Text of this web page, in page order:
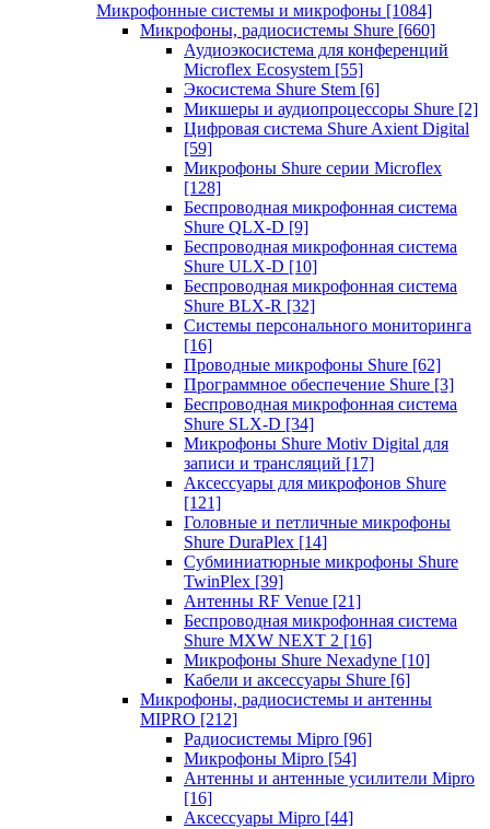
Микрофонные системы и микрофоны [1084]
Микрофоны, радиосистемы Shure [660]
Аудиоэкосистема для конференций
Microflex Ecosystem [55]
Экосистема Shure Stem [6]
Микшеры и аудиопроцессоры Shure [2]
Цифровая система Shure Axient Digital
[59]
Микрофоны Shure серии Microflex
[128]
Беспроводная микрофонная система
Shure QLX-D [9]
Беспроводная микрофонная система
Shure ULX-D [10]
Беспроводная микрофонная система
Shure BLX-R [32]
Системы персонального мониторинга
[16]
Проводные микрофоны Shure [62]
Программное обеспечение Shure [3]
Беспроводная микрофонная система
Shure SLX-D [34]
Микрофоны Shure Motiv Digital для
записи и трансляций [17]
Аксессуары для микрофонов Shure
[121]
Головные и петличные микрофоны
Shure DuraPlex [14]
Субминиатюрные микрофоны Shure
TwinPlex [39]
Антенны RF Venue [21]
Беспроводная микрофонная система
Shure MXW NEXT 2 [16]
Микрофоны Shure Nexadyne [10]
Кабели и аксессуары Shure [6]
Микрофоны, радиосистемы и антенны
MIPRO [212]
Радиосистемы Mipro [96]
Микрофоны Mipro [54]
Антенны и антенные усилители Mipro
[16]
Аксессуары Mipro [44]